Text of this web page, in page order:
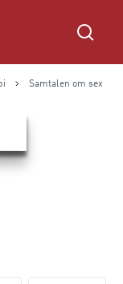
Samtalen om sex